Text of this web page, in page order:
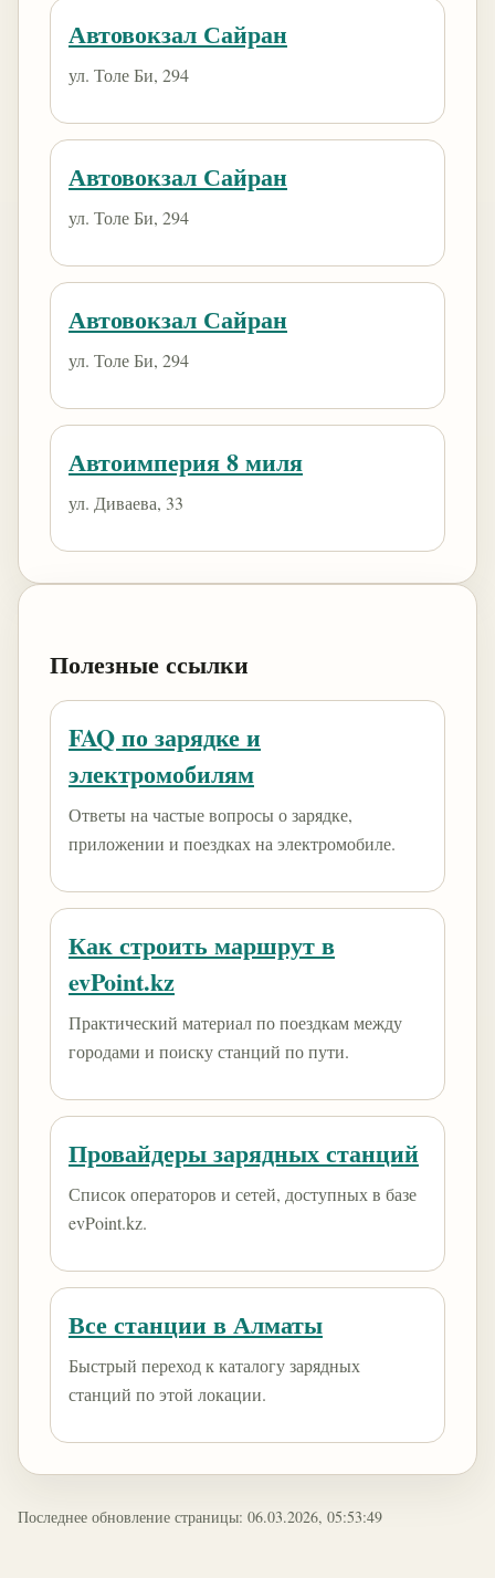
Автовокзал Сайран
ул. Толе Би, 294
Автовокзал Сайран
ул. Толе Би, 294
Автовокзал Сайран
ул. Толе Би, 294
Автоимперия 8 миля
ул. Диваева, 33
Полезные ссылки
FAQ по зарядке и
электромобилям
Ответы на частые вопросы о зарядке,
приложении и поездках на электромобиле.
Как строить маршрут в
evPoint.kz
Практический материал по поездкам между
городами и поиску станций по пути.
Провайдеры зарядных станций
Список операторов и сетей, доступных в базе
evPoint.kz.
Все станции в Алматы
Быстрый переход к каталогу зарядных
станций по этой локации.
Последнее обновление страницы: 06.03.2026, 05:53:49